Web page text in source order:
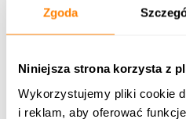
Zgoda
Niniejsza strona korzysta z
Wykorzystujemy pliki cookie
i reklam, aby oferować